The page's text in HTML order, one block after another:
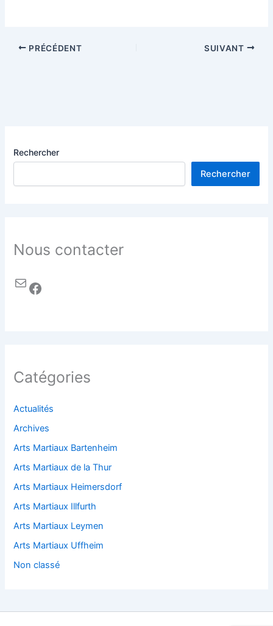
PRÉCÉDENT SUIVANT
Rechercher
Rechercher
Nous contacter
Catégories
Actualités
Archives
Arts Martiaux Bartenheim
Arts Martiaux de la Thur
Arts Martiaux Heimersdorf
Arts Martiaux Illfurth
Arts Martiaux Leymen
Arts Martiaux Uffheim
Non classé